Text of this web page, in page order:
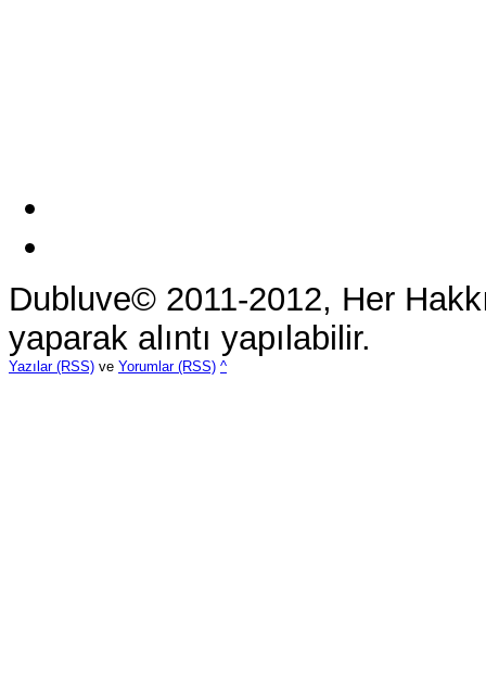
Dubluve© 2011-2012, Her
yaparak alıntı yapılabilir.
Yazılar (RSS) ve Yorumlar (RSS) ^